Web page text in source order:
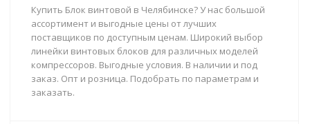
Купить Блок винтовой в Челябинске? У нас большой
ассортимент и выгодные цены от лучших
поставщиков по доступным ценам. Широкий выбор
линейки винтовых блоков для различных моделей
компрессоров. Выгодные условия. В наличии и под
заказ. Опт и розница. Подобрать по параметрам и
заказать.